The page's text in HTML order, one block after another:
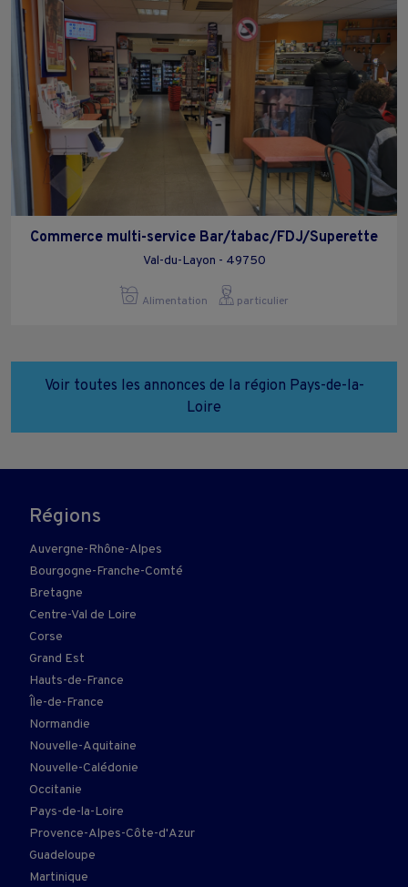
Commerce multi-service Bar/tabac/FDJ/Superette
Val-du-Layon - 49750
Alimentation particulier
Voir toutes les annonces de la région Pays-de-la-
Loire
Régions
Auvergne-Rhône-Alpes
Bourgogne-Franche-Comté
Bretagne
Centre-Val de Loire
Corse
Grand Est
Hauts-de-France
Île-de-France
Normandie
Nouvelle-Aquitaine
Nouvelle-Calédonie
Occitanie
Pays-de-la-Loire
Provence-Alpes-Côte-d'Azur
Guadeloupe
Martinique